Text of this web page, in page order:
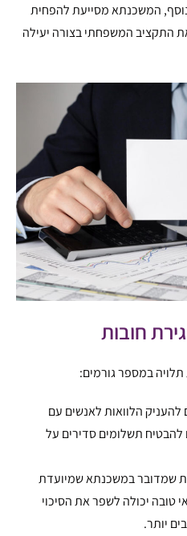
המשכנתא מסייעת להפחית
התקציב המשפחתי בצורה יעילה
חובות
במספר גורמים:
להעניק הלוואות לאנשים עם
להבטיח תשלומים סדירים על
שמדובר במשכנתא שמיועדת
טובה יכולה לשפר את הסיכוי
יותר.